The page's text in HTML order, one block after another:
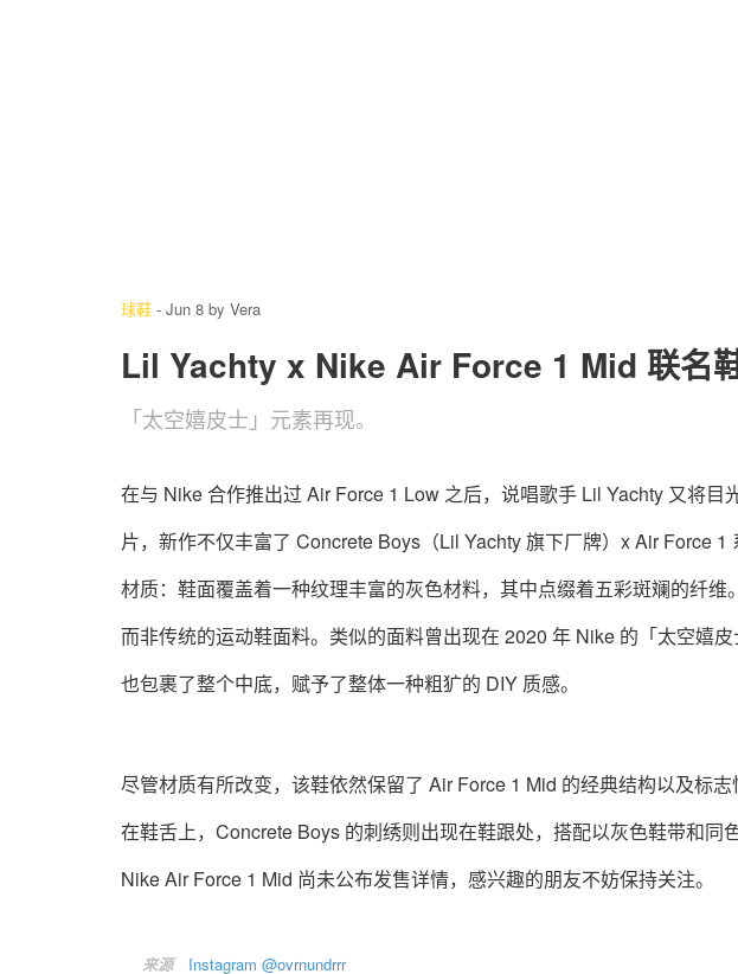
球鞋 - Jun 8 by Vera
Lil Yachty x Nike Air Force 1 Mid 联名
「太空嬉皮士」‌元素再现。
在与 Nike 合作推出过 Air Force 1 Low 之后，说唱歌手 Lil Yachty 又将
片，新作不仅丰富了 Concrete Boys（Lil Yachty 旗下厂牌）x Air Force
材质：鞋面覆盖着一种纹理丰富的灰色材料，其中点缀着五彩斑斓的纤维
而非传统的运动鞋面料。类似的面料曾出现在 2020 年 Nike 的「太空嬉
也包裹了整个中底，赋予了整体一种粗犷的 DIY 质感。
尽管材质有所改变，该鞋依然保留了 Air Force 1 Mid 的经典结构以及标
在鞋舌上，Concrete Boys 的刺绣则出现在鞋跟处，搭配以灰色鞋带和同
Nike Air Force 1 Mid 尚未公布发售详情，感兴趣的朋友不妨保持关注。
来源 Instagram @ovrnundrrr